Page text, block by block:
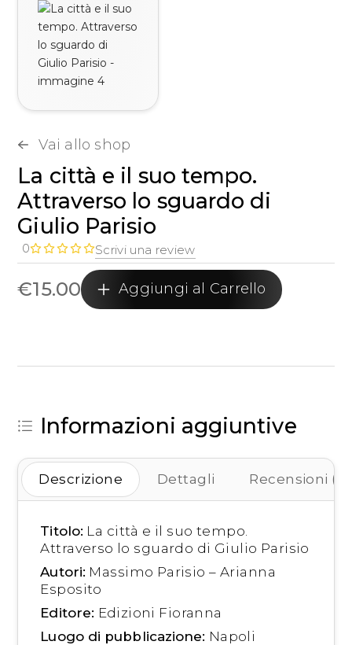
Vai allo shop
La città e il suo tempo.
Attraverso lo sguardo di
Giulio Parisio
0 Scrivi una review
€15.00 Aggiungi al Carrello
Informazioni aggiuntive
Descrizione Dettagli Recensioni (0)
Titolo: La città e il suo tempo.
Attraverso lo sguardo di Giulio Parisio
Autori: Massimo Parisio – Arianna
Esposito
Editore: Edizioni Fioranna
Luogo di pubblicazione: Napoli